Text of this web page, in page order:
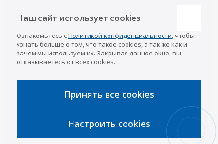
Наши контакты
Казань
8 (843) 207-03-08
Уфа
8 (347) 258-84-87
8 (8352) 38-88-37
Интернет-магазин
info@a-pricep.ru
Наш сайт использует cookies
Ознакомьтесь сПолитикой конфиденциальности, чтобы
узнать больше о том, что такое cookies, а так же как и
зачем мы используем их. Закрывая данное окно, вы
отказываетесь от всех cookies.
Принять все cookies
Настроить cookies